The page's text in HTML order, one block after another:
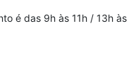
é das 9h às 11h / 13h às